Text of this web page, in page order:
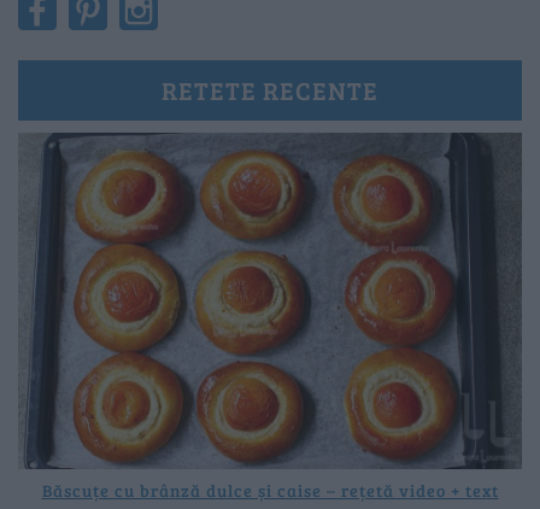
RETETE RECENTE
Băscuțe cu brânză dulce și caise – rețetă video + text